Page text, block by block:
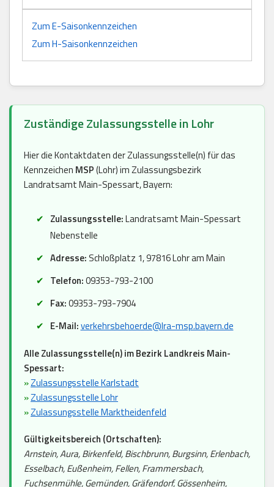
Zum E-Saisonkennzeichen
Zum H-Saisonkennzeichen
Zuständige Zulassungsstelle in Lohr
Hier die Kontaktdaten der Zulassungsstelle(n) für das
Kennzeichen MSP(Lohr) im Zulassungsbezirk
Landratsamt Main-Spessart, Bayern:
Zulassungsstelle:Landratsamt Main-Spessart
Nebenstelle
Adresse: Schloßplatz 1, 97816 Lohr am Main
Telefon:09353-793-2100
Fax:09353-793-7904
E-Mail:verkehrsbehoerde@lra-msp.bayern.de
Alle Zulassungsstelle(n) im Bezirk Landkreis Main-
Spessart:
»Zulassungsstelle Karlstadt
»Zulassungsstelle Lohr
»Zulassungsstelle Marktheidenfeld
Gültigkeitsbereich (Ortschaften):
Arnstein, Aura, Birkenfeld, Bischbrunn, Burgsinn, Erlenbach,
Esselbach, Eußenheim, Fellen, Frammersbach,
Fuchsenmühle, Gemünden, Gräfendorf, Gössenheim,